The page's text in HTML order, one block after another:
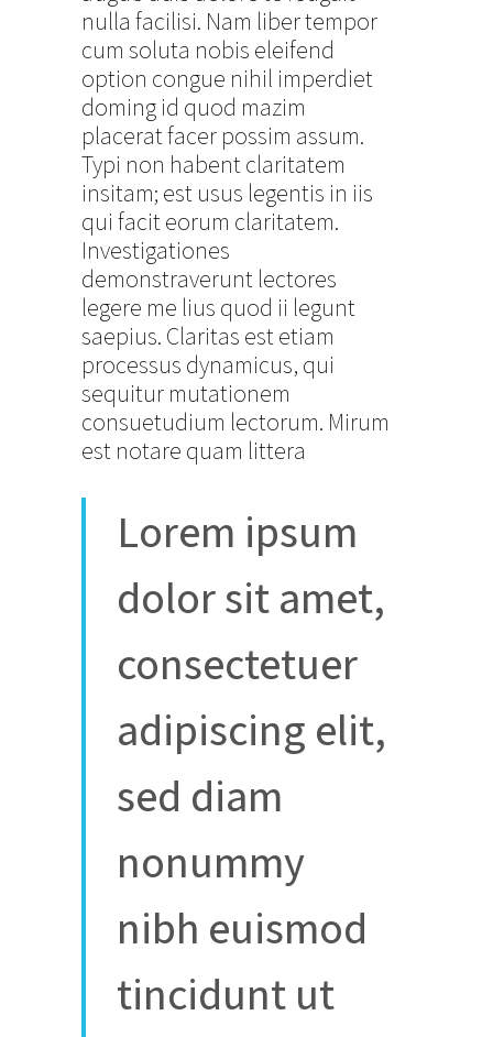
nulla facilisi. Nam liber tempor
cum soluta nobis eleifend
option congue nihil imperdiet
doming id quod mazim
placerat facer possim assum.
Typi non habent claritatem
insitam; est usus legentis in iis
qui facit eorum claritatem.
Investigationes
demonstraverunt lectores
legere me lius quod ii legunt
saepius. Claritas est etiam
processus dynamicus, qui
sequitur mutationem
consuetudium lectorum. Mirum
est notare quam littera
Lorem ipsum
dolor sit amet,
consectetuer
adipiscing elit,
sed diam
nonummy
nibh euismod
tincidunt ut